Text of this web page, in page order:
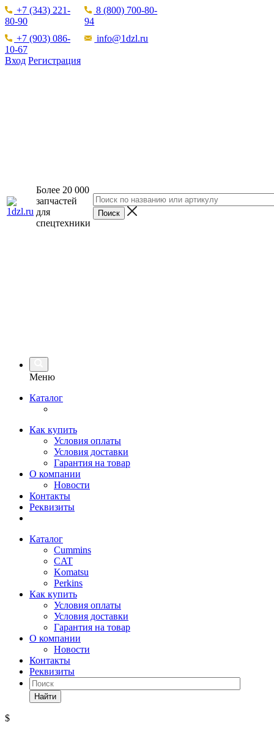
+7 (343) 221-
80-90
8 (800) 700-80-
94
+7 (903) 086-
10-67
info@1dzl.ru
Вход Регистрация
Более 20 000
запчастей
для
спецтехники
Меню
Каталог
Как купить
Условия оплаты
Условия доставки
Гарантия на товар
О компании
Новости
Контакты
Реквизиты
Каталог
Cummins
CAT
Komatsu
Perkins
Как купить
Условия оплаты
Условия доставки
Гарантия на товар
О компании
Новости
Контакты
Реквизиты
Найти
$